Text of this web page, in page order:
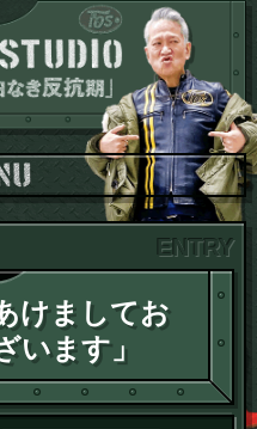
けましてお
います」